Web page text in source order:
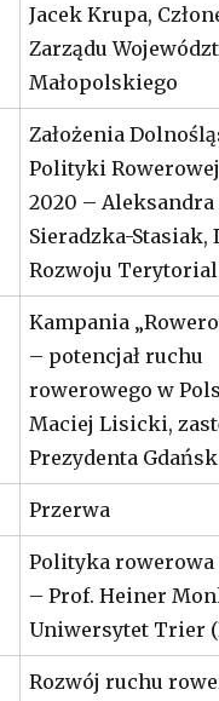
Jacek Krupa,
Zarządu
Małopolskiego
Założenia
Polityki
2020 – Aleksandra
Sieradzka-Stasiak,
Rozwoju
Kampania
– potencjał ruchu
rowerowego w
Maciej Lisicki,
Prezydenta
Przerwa
Polityka rowerowa
– Prof. Heiner
Uniwersytet Trier
Rozwój ruchu